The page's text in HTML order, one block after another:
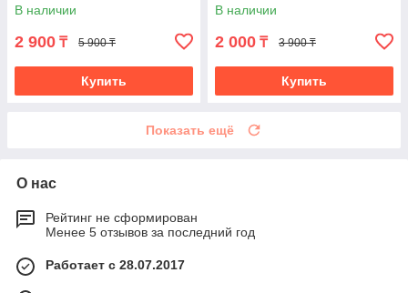
В наличии
2 900 ₸ 5 900 ₸
Купить
В наличии
2 000 ₸ 3 900 ₸
Купить
Показать ещё
О нас
Рейтинг не сформирован
Менее 5 отзывов за последний год
Работает с 28.07.2017